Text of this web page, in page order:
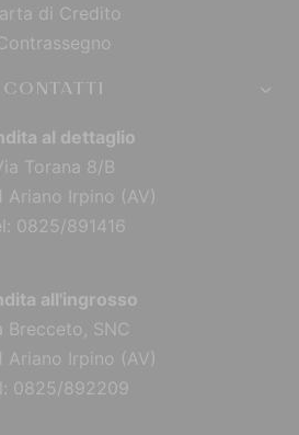
di Credito
CONTATTI
al dettaglio
Torana 8/B
Ariano Irpino (AV)
0825/891416
all'ingrosso
Brecceto, SNC
Ariano Irpino (AV)
0825/892209